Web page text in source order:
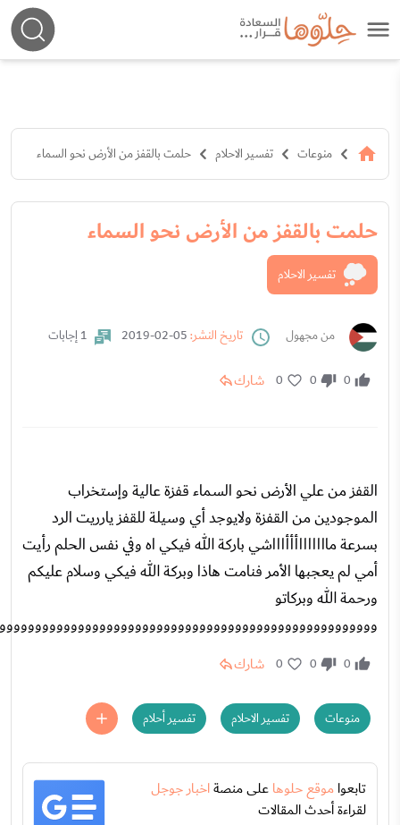
منوعات تفسير الاحلام حلمت بالقفز من الأرض نحو السماء
حلمت بالقفز من الأرض نحو السماء
تفسير الاحلام
من مجهول تاريخ النشر: 1 إجابات
0
0
0 شارك
القفز من علي الأرض نحو السماء قفزة عالية وإستخراب
الموجودين من القفزة ولايوجد أي وسيلة للقفز يارريت الرد
بسرعة ماااااااأأأاااشي باركة الله فيكي اه وفي نفس الحلم رأيت
أمي لم يعجبها الأمر فنامت هاذا وبركة الله فيكي وسلام عليكم
ورحمة الله وبركاتو
0
0
0 شارك
منوعات تفسير الاحلام تفسير أحلام
تابعواموقع حلوهاعلى منصةاخبار جوجل
لقراءة أحدث المقالات